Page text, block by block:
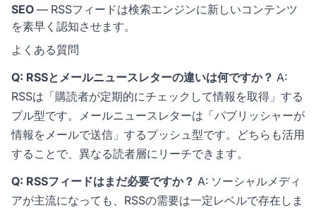
SEO — RSSフィードは検索エンジンに新しいコンテンツ
を素早く認知させます。
よくある質問
Q: RSSとメールニュースレターの違いは何ですか？ A:
RSSは「購読者が定期的にチェックして情報を取得」する
プル型です。メールニュースレターは「パブリッシャーが
情報をメールで送信」するプッシュ型です。どちらも活用
することで、異なる読者層にリーチできます。
Q: RSSフィードはまだ必要ですか？ A: ソーシャルメディ
アが主流になっても、RSSの需要は一定レベルで存在しま